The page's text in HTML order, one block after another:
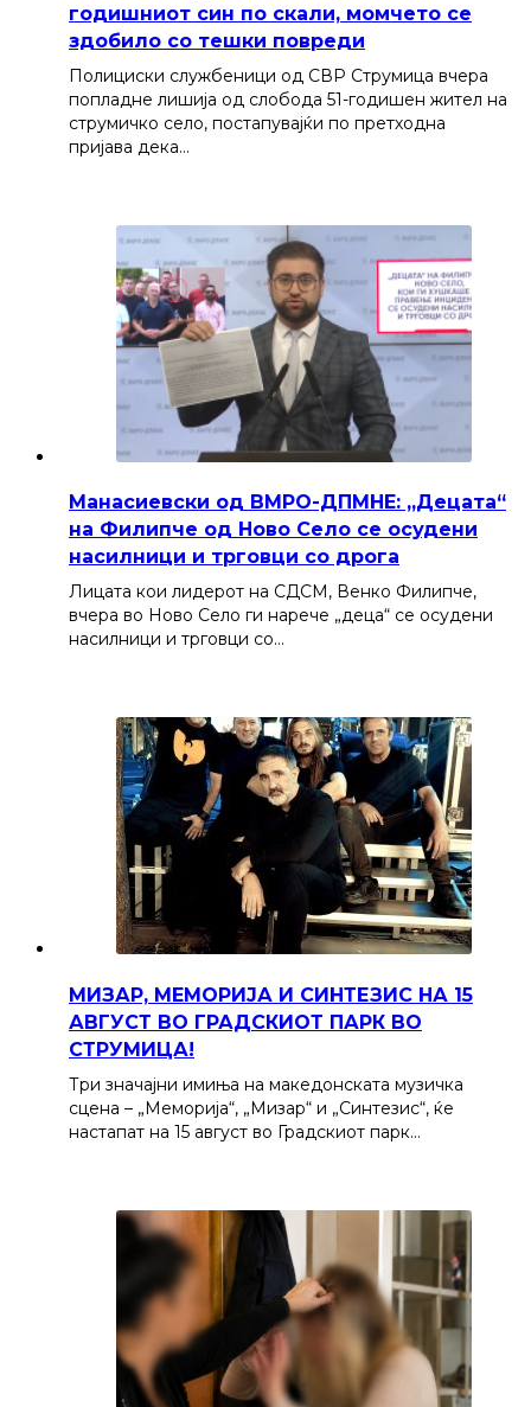
годишниот син по скали, момчето се
здобило со тешки повреди
Полициски службеници од СВР Струмица вчера
попладне лишија од слобода 51-годишен жител на
струмичко село, постапувајќи по претходна
пријава дека…
Манасиевски од ВМРО-ДПМНЕ: „Децата“
на Филипче од Ново Село се осудени
насилници и трговци со дрога
Лицата кои лидерот на СДСМ, Венко Филипче,
вчера во Ново Село ги нарече „деца“ се осудени
насилници и трговци со…
МИЗАР, МЕМОРИЈА И СИНТЕЗИС НА 15
АВГУСТ ВО ГРАДСКИОТ ПАРК ВО
СТРУМИЦА!
Три значајни имиња на македонската музичка
сцена – „Меморија“, „Мизар“ и „Синтезис“, ќе
настапат на 15 август во Градскиот парк…